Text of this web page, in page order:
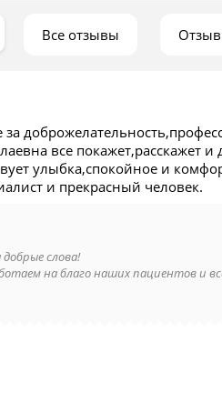
Все отзывы
все покажет,расскажет и
улыбка,спокойное и
и прекрасный человек.
слова!
на благо наших пациентов и